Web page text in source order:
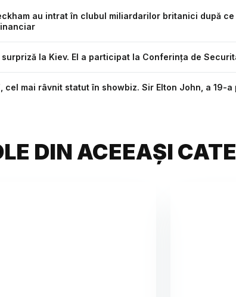
au intrat în clubul miliardarilor britanici după
la Kiev. El a participat la Conferința de
cel mai râvnit statut în showbiz. Sir Elton John, a 19-
DIN ACEEAȘI